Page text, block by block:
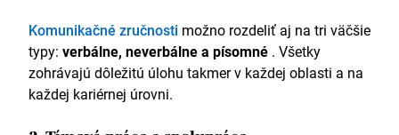
Komunikačné zručnosti možno rozdeliť aj na tri väčšie
typy: verbálne, neverbálne a písomné . Všetky
zohrávajú dôležitú úlohu takmer v každej oblasti a na
každej kariérnej úrovni.